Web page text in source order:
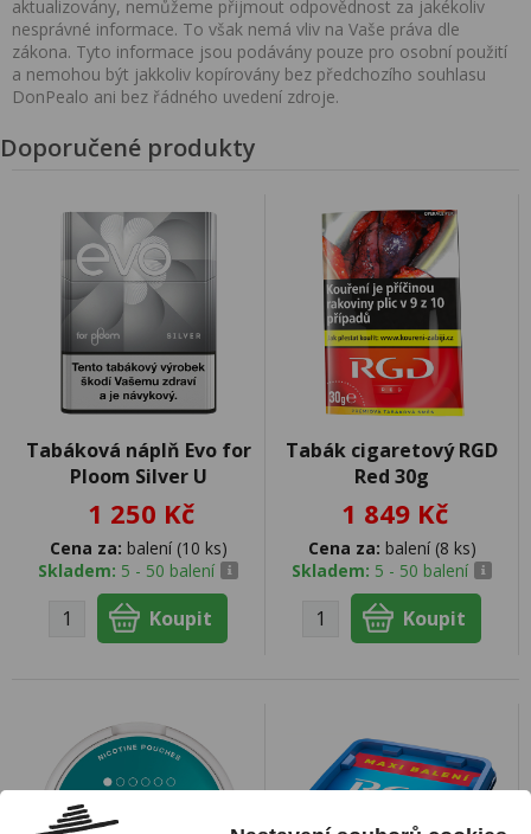
aktualizovány, nemůžeme přijmout odpovědnost za jakékoliv
nesprávné informace. To však nemá vliv na Vaše práva dle
zákona. Tyto informace jsou podávány pouze pro osobní použití
a nemohou být jakkoliv kopírovány bez předchozího souhlasu
DonPealo ani bez řádného uvedení zdroje.
Doporučené produkty
Tabáková náplň Evo for
Ploom Silver U
1 250 Kč
Cena za: balení (10 ks)
Skladem: 5 - 50 balení
Tabák cigaretový RGD
Red 30g
1 849 Kč
Cena za: balení (8 ks)
Skladem: 5 - 50 balení